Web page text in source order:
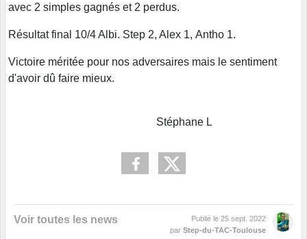
avec 2 simples gagnés et 2 perdus.
Résultat final 10/4 Albi. Step 2, Alex 1, Antho 1.
Victoire méritée pour nos adversaires mais le sentiment
d'avoir dû faire mieux.
Stéphane L
Voir toutes les news Publié le 25 sept. 2022
par Step-du-TAC-Toulouse